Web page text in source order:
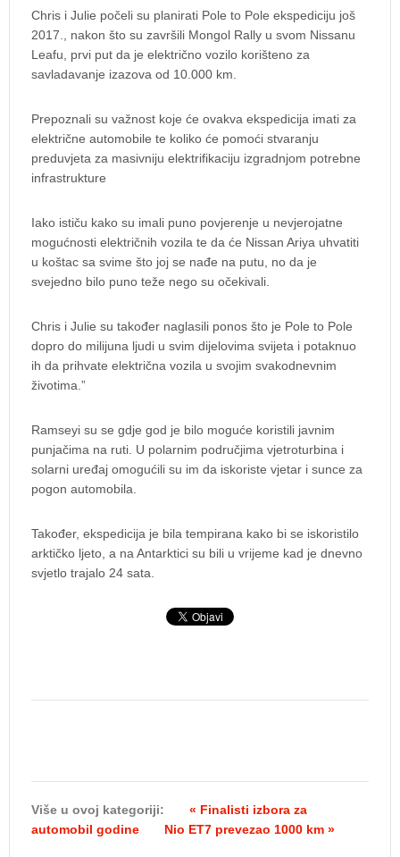
Chris i Julie počeli su planirati Pole to Pole ekspediciju još
2017., nakon što su završili Mongol Rally u svom Nissanu
Leafu, prvi put da je električno vozilo korišteno za
savladavanje izazova od 10.000 km.
Prepoznali su važnost koje će ovakva ekspedicija imati za
električne automobile te koliko će pomoći stvaranju
preduvjeta za masivniju elektrifikaciju izgradnjom potrebne
infrastrukture
Iako ističu kako su imali puno povjerenje u nevjerojatne
mogućnosti električnih vozila te da će Nissan Ariya uhvatiti
u koštac sa svime što joj se nađe na putu, no da je
svejedno bilo puno teže nego su očekivali.
Chris i Julie su također naglasili ponos što je Pole to Pole
dopro do milijuna ljudi u svim dijelovima svijeta i potaknuo
ih da prihvate električna vozila u svojim svakodnevnim
životima.”
Ramseyi su se gdje god je bilo moguće koristili javnim
punjačima na ruti. U polarnim područjima vjetroturbina i
solarni uređaj omogućili su im da iskoriste vjetar i sunce za
pogon automobila.
Također, ekspedicija je bila tempirana kako bi se iskoristilo
arktičko ljeto, a na Antarktici su bili u vrijeme kad je dnevno
svjetlo trajalo 24 sata.
Više u ovoj kategoriji:
« Finalisti izbora za
automobil godine
Nio ET7 prevezao 1000 km »